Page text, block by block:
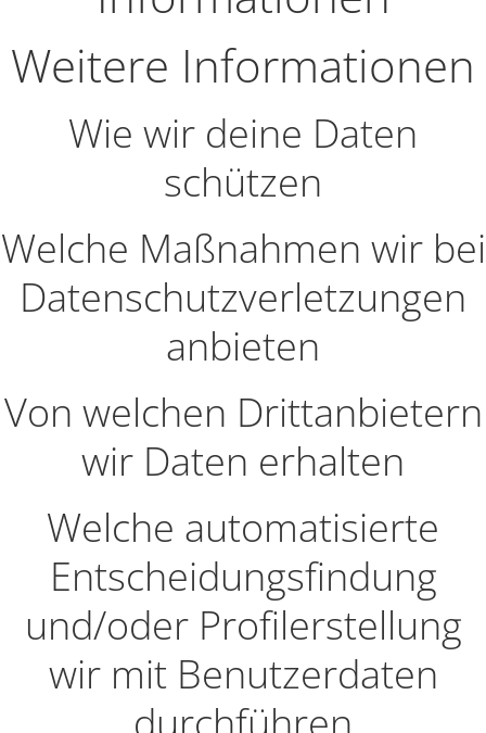
Weitere Informationen
Wie wir deine Daten
schützen
Welche Maßnahmen wir bei
Datenschutzverletzungen
anbieten
Von welchen Drittanbietern
wir Daten erhalten
Welche automatisierte
Entscheidungsfindung
und/oder Profilerstellung
wir mit Benutzerdaten